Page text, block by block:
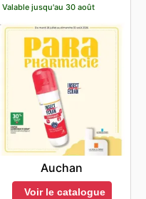
Valable jusqu'au 30 août
Auchan
Voir le catalogue